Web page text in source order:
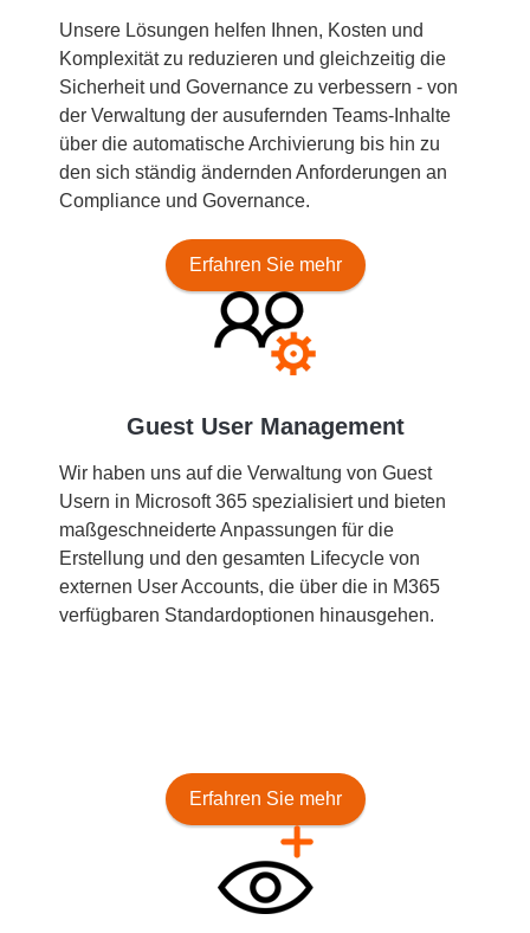
Unsere Lösungen helfen Ihnen, Kosten und
Komplexität zu reduzieren und gleichzeitig die
Sicherheit und Governance zu verbessern - von
der Verwaltung der ausufernden Teams-Inhalte
über die automatische Archivierung bis hin zu
den sich ständig ändernden Anforderungen an
Compliance und Governance.
Erfahren Sie mehr
Guest User Management
Wir haben uns auf die Verwaltung von Guest
Usern in Microsoft 365 spezialisiert und bieten
maßgeschneiderte Anpassungen für die
Erstellung und den gesamten Lifecycle von
externen User Accounts, die über die in M365
verfügbaren Standardoptionen hinausgehen.
Erfahren Sie mehr